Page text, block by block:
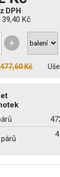
DPH
39,40 Kč
+
477,60 Kč